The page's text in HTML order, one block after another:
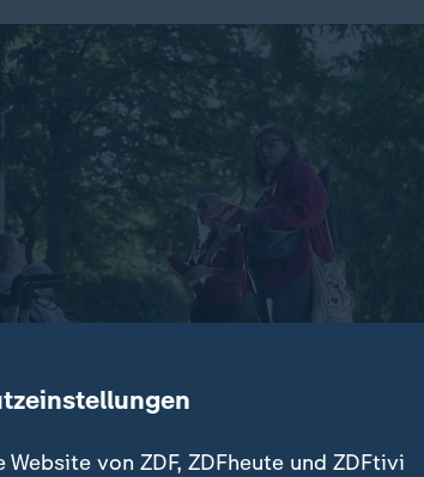
von ZDF, ZDFheute und ZDFtivi